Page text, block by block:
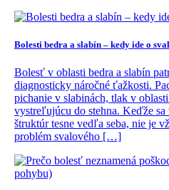
Bolesti bedra a slabín – kedy ide o
Bolesť v oblasti bedra a slabín
diagnosticky náročné ťažkosti.
pichanie v slabinách, tlak v
vystreľujúcu do stehna. Keďže
štruktúr tesne vedľa seba, nie je
problém svalového […]